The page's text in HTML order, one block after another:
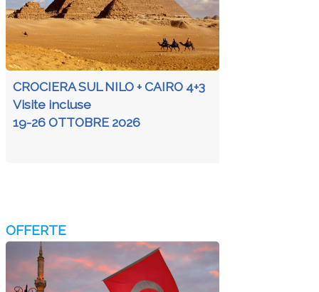
CROCIERA SUL NILO + CAIRO 4+3
Visite incluse
19-26 OTTOBRE 2026
OFFERTE